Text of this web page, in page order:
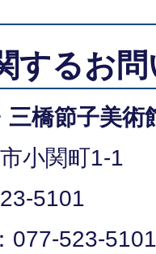
するお
三橋節子美術
小関町1-1
5101
077-523-5101